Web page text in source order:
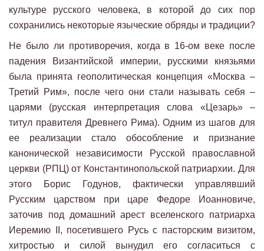
культуре русского человека, в которой до сих пор
сохранились некоторые языческие обряды и традиции?
Не было ли противоречия, когда в 16-ом веке после
падения Византийской империи, русскими князьями
была принята геополитическая концепция «Москва –
Третий Рим», после чего они стали называть себя –
царями (русская интерпретация слова «Цезарь» –
титул правителя Древнего Рима). Одним из шагов для
ее реализации стало обособление и признание
канонической независимости Русской православной
церкви (РПЦ) от Константинопольской патриархии. Для
этого Борис Годунов, фактически управлявший
Русским царством при царе Федоре Иоанновиче,
заточив под домашний арест вселенского патриарха
Иеремию II, посетившего Русь с пасторским визитом,
хитростью и силой вынудил его согласиться с